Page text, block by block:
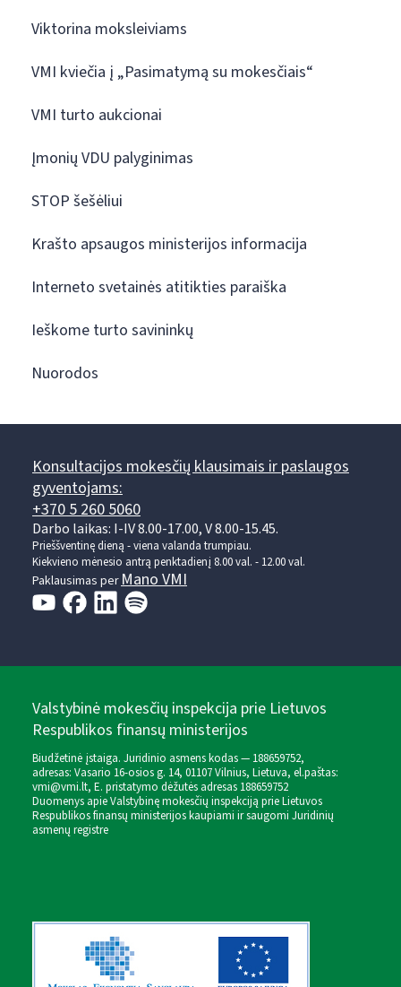
Viktorina moksleiviams
VMI kviečia į „Pasimatymą su mokesčiais“
VMI turto aukcionai
Įmonių VDU palyginimas
STOP šešėliui
Krašto apsaugos ministerijos informacija
Interneto svetainės atitikties paraiška
Ieškome turto savininkų
Nuorodos
Konsultacijos mokesčių klausimais ir paslaugos
gyventojams:
+370 5 260 5060
Darbo laikas: I-IV 8.00-17.00, V 8.00-15.45.
Prieššventinę dieną - viena valanda trumpiau.
Kiekvieno mėnesio antrą penktadienį 8.00 val. - 12.00 val.
Paklausimas perMano VMI
Valstybinė mokesčių inspekcija prie Lietuvos
Respublikos finansų ministerijos
Biudžetinė įstaiga. Juridinio asmens kodas — 188659752,
adresas: Vasario 16-osios g. 14, 01107 Vilnius, Lietuva, el.paštas:
vmi@vmi.lt, E. pristatymo dėžutės adresas 188659752
Duomenys apie Valstybinę mokesčių inspekciją prie Lietuvos
Respublikos finansų ministerijos kaupiami ir saugomi Juridinių
asmenų registre